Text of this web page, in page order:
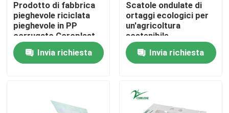
Chiedi un preventivo
Scatole ondulate di verdure
Prodotto di fabbrica
pieghevole riciclata
pieghevole in PP
corrugato Coroplast
in plastica Fruit
Vegetable Box
Invia richiesta
Scatole ondulate di
ortaggi ecologici per
un'agricoltura
sostenibile
Invia richiesta